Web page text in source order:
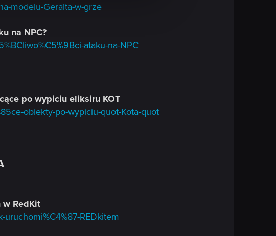
modelu-Geralta-w-grze
na NPC?
ataku-na-NPC
po wypiciu eliksiru KOT
obiekty-po-wypiciu-quot-Kota-quot
w RedKit
REDkitem